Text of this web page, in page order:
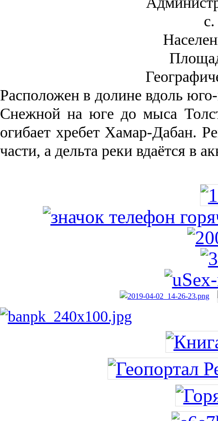
Рас­положен в долине вдоль
Снежной на юге до мыса
огибает хребет Хамар-Дабан.
части, а дельта реки вда­ётся в